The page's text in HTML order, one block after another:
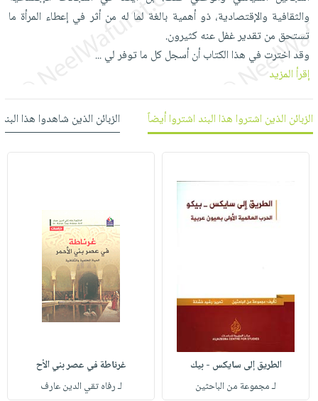
العناية
بالأسنان
الحمية
والتغذية
أدوات
المائدة
الأوعية
والتخزين
أدوات
المطبخ
الأكثر
مبيعاً
العودة
للمدارس
كتب
اكسسوارات
منزلية
ملابس
مطرزات
بالذات
مناسبات
شحن
مجاني
بنود
مختارة
اشتراكات
كل
الاشتراكات
صندوق
بحث
متقدم
سياسة
الشركة
فيديوهات
أسئلة
يتكرر
طرحها
الأمنيات
التسوق
والثقافية والإقتصادية، ذو أهمية بالغة لما له من أثر في إعطاء المرأة ما
تستحق من تقدير غفل عنه كثيرون.
وقد اخترت في هذا الكتاب أن أسجل كل ما توفر لي...
إقرأ المزيد
الزبائن الذين اشتروا هذا البند اشتروا أيضاً الزبائن الذين شاهدوا هذا
الطريق إلى سايكس - بيك
لـ مجموعة من الباحثين
غرناطة في عصر بني الأح
لـ رفاه تقي الدين عارف